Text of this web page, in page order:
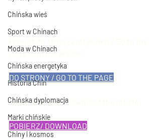
Chińska wieś
Sport w Chinach
Moda w Chinach
Chińska energetyka
Historia Chin
Chińska dyplomacja
Marki chińskie
Chiny i kosmos
page with the article:
DO STRONY / GO TO THE PAGE
Pobierz artykuł/ Download the article:
POBIERZ/ DOWNLOAD